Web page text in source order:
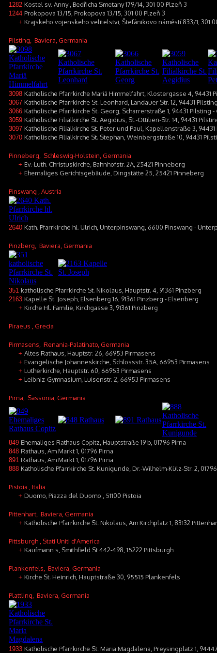
1282 Kostel sv. Anny , Bedřicha Smetany 179/14, 301 00 Plzeň 3
1244 Prokopova 13/15, Prokopova 13/15, 301 00 Plzeň 3
+ Krajskeho vojenskeho velitelstvi, Štefánikovo náměstí 833/1, 301
Pilsting , Baviera, Germania
3098 Katholische Pfarrkirche Mariä Himmelfahrt, Klostergasse 4, 94431
3067 Katholische Pfarrkirche St. Leonhard, Landauer Str. 12, 94431
3066 Katholische Pfarrkirche St. Georg, Scharrerstraße 1, 94431 Pilsting
3059 Katholische Filialkirche St. Aegidius, St.-Ottilien-Str. 14, 94431
3097 Katholische Filialkirche St. Peter und Paul, Kapellenstraße 3,
3070 Katholische Filialkirche St. Stephan, Weinbergstraße 10, 94431
Pinneberg , Schleswig-Holstein, Germania
+ Ev.-Luth. Christuskirche, Bahnhofstr. 2A, 25421 Pinneberg
+ Ehemaliges Gerichtsgebäude, Dingstätte 25, 25421 Pinneberg
Pinswang , Austria
2640 Kath. Pfarrkirche hl. Ulrich, Unterpinswang, 6600 Pinswang -
Pinzberg , Baviera, Germania
351 katholische Pfarrkirche St. Nikolaus, Hauptstr. 4, 91361 Pinzberg
2163 Kapelle St. Joseph, Elsenberg 16, 91361 Pinzberg - Elsenberg
+ Kirche Hl. Familie, Kirchgasse 3, 91361 Pinzberg
Piraeus , Grecia
Pirmasens , Renania-Palatinato, Germania
+ Altes Rathaus, Hauptstr. 26, 66953 Pirmasens
+ Evangelische Johanneskirche, Schlossstr. 35A, 66953 Pirmasens
+ Lutherkirche, Hauptstr. 60, 66953 Pirmasens
+ Leibniz-Gymnasium, Luisenstr. 2, 66953 Pirmasens
Pirna , Sassonia, Germania
849 Ehemaliges Rathaus Copitz, Hauptstraße 19 b, 01796 Pirna
848 Rathaus, Am Markt 1, 01796 Pirna
891 Rathaus, Am Markt 1, 01796 Pirna
888 Katholische Pfarrkirche St. Kunigunde, Dr.-Wilhelm-Külz-Str. 2,
Pistoia , Italia
+ Duomo, Piazza del Duomo , 51100 Pistoia
Pittenhart , Baviera, Germania
+ Katholische Pfarrkirche St. Nikolaus, Am Kirchplatz 1, 83132
Pittsburgh , Stati Uniti d'America
+ Kaufmann s, Smithfield St 442-498, 15222 Pittsburgh
Plankenfels , Baviera, Germania
+ Kirche St. Heinrich, Hauptstraße 30, 95515 Plankenfels
Plattling , Baviera, Germania
1933 Katholische Pfarrkirche St. Maria Magdalena, Preysingplatz 1,